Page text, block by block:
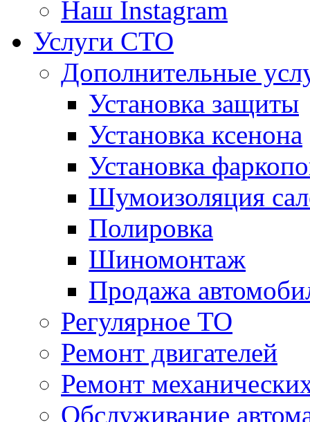
Наш Instagram
Услуги СТО
Дополнительные
Установка защиты
Установка ксенона
Установка
Шумоизоляция
Полировка
Шиномонтаж
Продажа
Регулярное ТО
Ремонт двигателей
Ремонт
Обслуживание